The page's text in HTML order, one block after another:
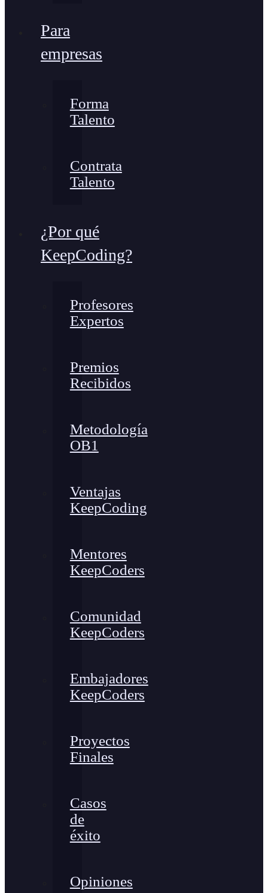
Para
empresas
Forma
Talento
Contrata
Talento
¿Por qué
KeepCoding?
Profesores
Expertos
Premios
Recibidos
Metodología
OB1
Ventajas
KeepCoding
Mentores
KeepCoders
Comunidad
KeepCoders
Embajadores
KeepCoders
Proyectos
Finales
Casos
de
éxito
Opiniones